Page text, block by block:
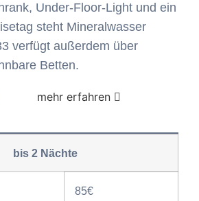
Under-Floor-Light und ein
steht Mineralwasser
verfügt außerdem über
Betten.
bis 2 Nächte
85€